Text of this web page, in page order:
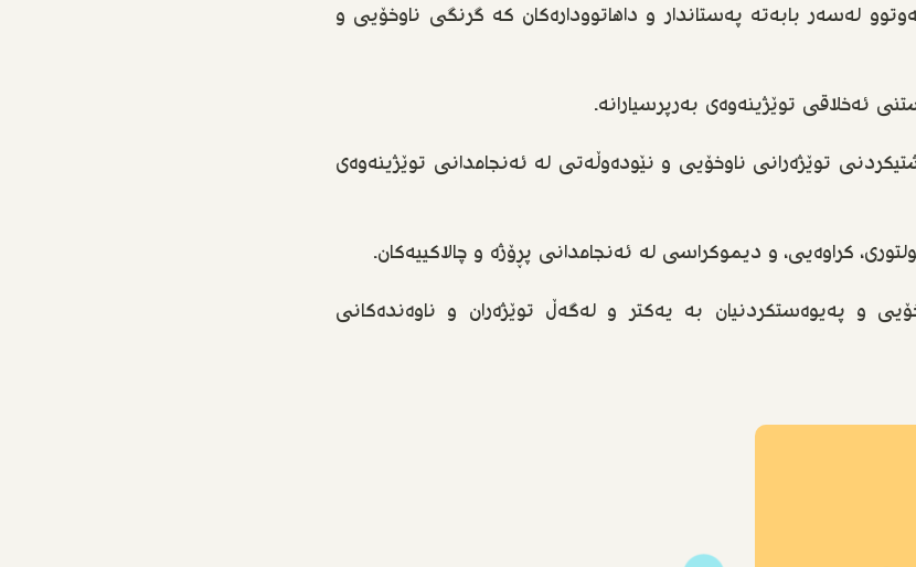
لەسەر بابەتە پەستاندار و داهاتوودارەکان کە گرنگی ناوخۆیی و
ئەخلاقی توێژینەوەی بەرپرسیارانە.
توێژەرانی ناوخۆیی و نێودەوڵەتی لە ئەنجامدانی توێژینەوەی
کراوەیی، و دیموکراسی لە ئەنجامدانی پڕۆژە و چالاکییەکان.
و پەیوەستکردنیان بە یەکتر و لەگەڵ توێژەران و ناوەندەکانی